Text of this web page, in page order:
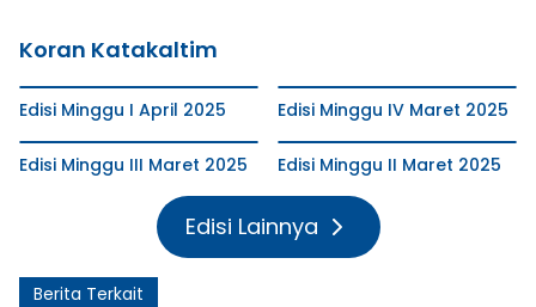
Koran Katakaltim
Edisi Minggu I April 2025 Edisi Minggu IV Maret 2025
Edisi Minggu III Maret 2025 Edisi Minggu II Maret 2025
Edisi Lainnya
Berita Terkait